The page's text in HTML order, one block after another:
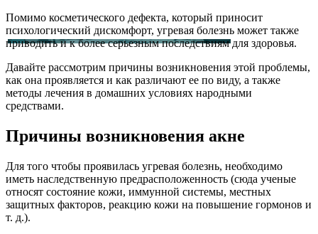
Помимо косметического дефекта, который приносит
психологический дискомфорт, угревая болезнь может также
приводить и к более серьезным последствиям для здоровья.
Давайте рассмотрим причины возникновения этой проблемы,
как она проявляется и как различают ее по виду, а также
методы лечения в домашних условиях народными
средствами.
Причины возникновения акне
Для того чтобы проявилась угревая болезнь, необходимо
иметь наследственную предрасположенность (сюда ученые
относят состояние кожи, иммунной системы, местных
защитных факторов, реакцию кожи на повышение гормонов и
т. д.).